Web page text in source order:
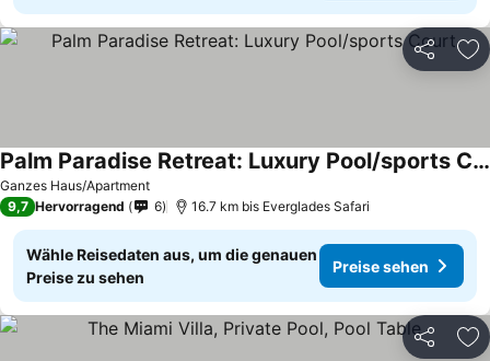
Teilen
Ganzes Haus/Apartment
Palm Paradise Retreat: Luxury Pool/sports Court
9,7 Hervorragend 6 16.7 km bis Everglades Safari
Wähle Reisedaten aus, um die genauen
Preise zu sehen
Preise sehen
Teilen